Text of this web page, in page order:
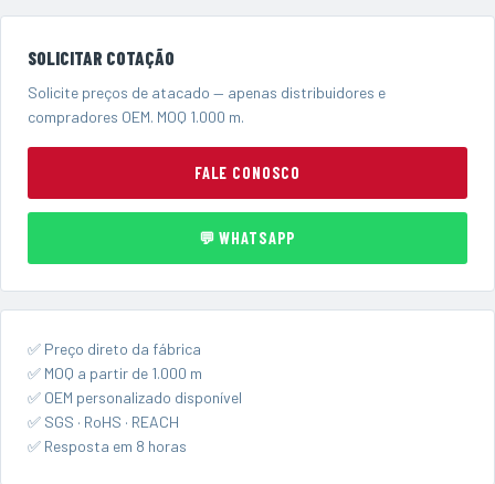
SOLICITAR COTAÇÃO
Solicite preços de atacado — apenas distribuidores e
compradores OEM. MOQ 1.000 m.
FALE CONOSCO
💬 WHATSAPP
✅ Preço direto da fábrica
✅ MOQ a partir de 1.000 m
✅ OEM personalizado disponível
✅ SGS · RoHS · REACH
✅ Resposta em 8 horas